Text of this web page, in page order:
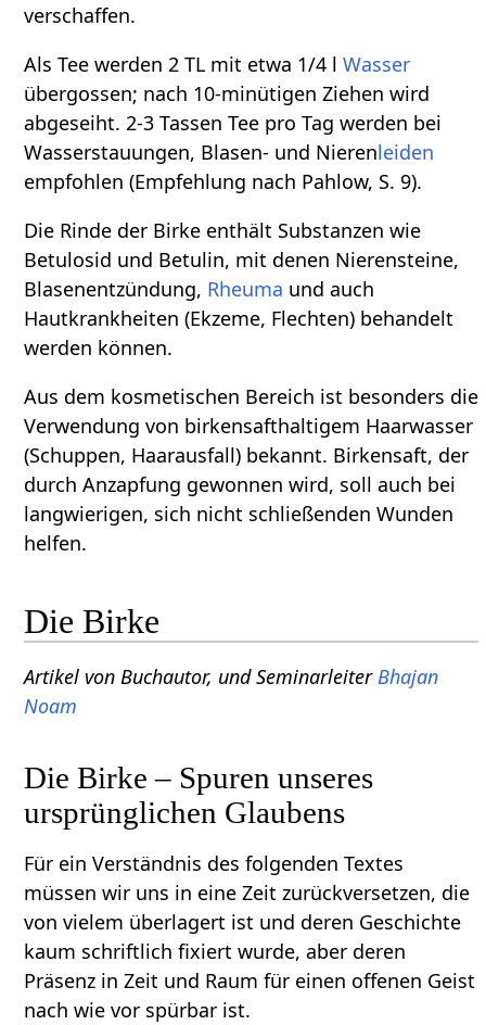
verschaffen.
Als Tee werden 2 TL mit etwa 1/4 lWasser
übergossen; nach 10-minütigen Ziehen wird
abgeseiht. 2-3 Tassen Tee pro Tag werden bei
Wasserstauungen, Blasen- und Nierenleiden
empfohlen (Empfehlung nach Pahlow, S. 9).
Die Rinde der Birke enthält Substanzen wie
Betulosid und Betulin, mit denen Nierensteine,
Blasenentzündung, Rheuma und auch
Hautkrankheiten (Ekzeme, Flechten) behandelt
werden können.
Aus dem kosmetischen Bereich ist besonders die
Verwendung von birkensafthaltigem Haarwasser
(Schuppen, Haarausfall) bekannt. Birkensaft, der
durch Anzapfung gewonnen wird, soll auch bei
langwierigen, sich nicht schließenden Wunden
helfen.
Die Birke
Artikel von Buchautor, und SeminarleiterBhajan
Noam
Die Birke – Spuren unseres
ursprünglichen Glaubens
Für ein Verständnis des folgenden Textes
müssen wir uns in eine Zeit zurückversetzen, die
von vielem überlagert ist und deren Geschichte
kaum schriftlich fixiert wurde, aber deren
Präsenz in Zeit und Raum für einen offenen Geist
nach wie vor spürbar ist.